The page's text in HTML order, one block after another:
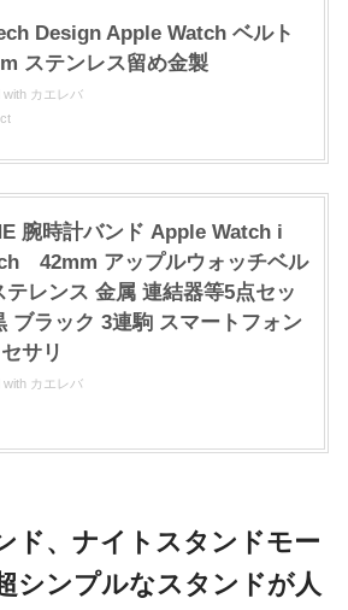
Design Apple Watch ベルト
ステンレス留め金製
with カエレバ
腕時計バンド Apple Watch i
42mm アップルウォッチベル
テレンス 金属 連結器等5点セッ
ブラック 3連駒 スマートフォン
サリ
with カエレバ
ド、ナイトスタンドモー
シンプルなスタンドが人